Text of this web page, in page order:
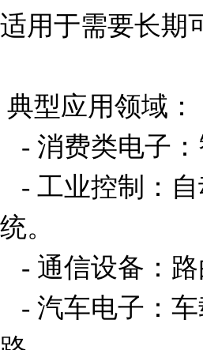
适用于需要长期
统。